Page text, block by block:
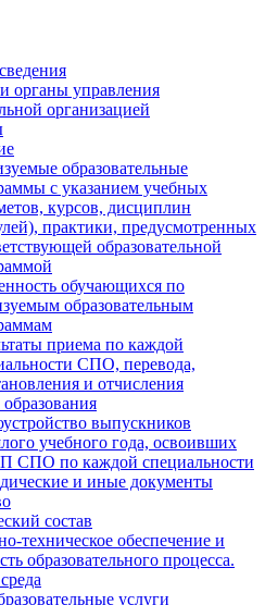
органы управления
организацией
образовательные
с указанием учебных
курсов, дисциплин
практики, предусмотренных
образовательной
обучающихся по
образовательным
приема по каждой
СПО, перевода,
и отчисления
выпускников
учебного года, освоивших
СПО по каждой специальности
и иные документы
состав
техническое обеспечение и
образовательного процесса.
услуги